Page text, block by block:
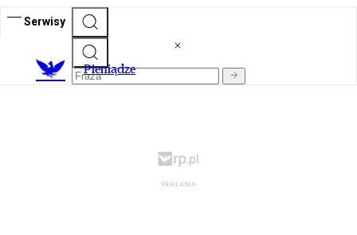
Serwisy
Pieniądze